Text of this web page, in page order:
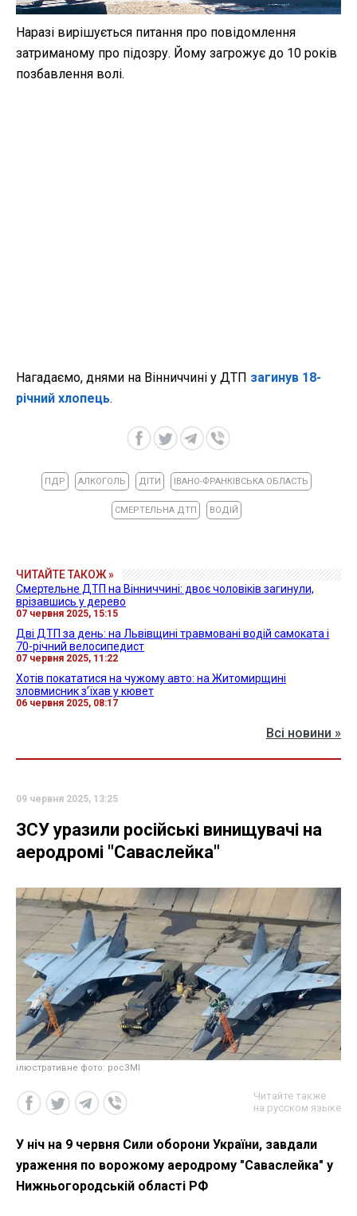
Наразі вирішується питання про повідомлення
затриманому про підозру. Йому загрожує до 10 років
позбавлення волі.
Нагадаємо, днями на Вінниччині у ДТП загинув 18-
річний хлопець.
ПДР АЛКОГОЛЬ ДІТИ ІВАНО-ФРАНКІВСЬКА ОБЛАСТЬ
СМЕРТЕЛЬНА ДТП ВОДІЙ
ЧИТАЙТЕ ТАКОЖ »
Смертельне ДТП на Вінниччині: двоє чоловіків загинули,
врізавшись у дерево
07 червня 2025, 15:15
Дві ДТП за день: на Львівщині травмовані водій самоката і
70-річний велосипедист
07 червня 2025, 11:22
Хотів покататися на чужому авто: на Житомирщині
зловмисник з’їхав у кювет
06 червня 2025, 08:17
Всі новини »
09 червня 2025, 13:25
ЗСУ уразили російські винищувачі на
аеродромі "Саваслейка"
ілюстративне фото: росЗМІ
Читайте также
на русском языке
У ніч на 9 червня Сили оборони України, завдали
ураження по ворожому аеродрому "Саваслейка" у
Нижньогородській області РФ